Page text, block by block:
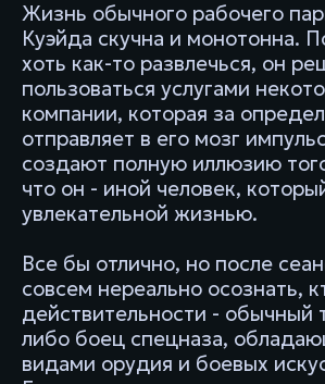
Жизнь обычного рабочего
Куэйда скучна и монотонна.
хоть как-то развлечься, он
пользоваться услугами
компании, которая за
отправляет в его мозг
создают полную иллюзию
что он - иной человек,
увлекательной жизнью.
Все бы отлично, но после
совсем нереально осознать,
действительности - обычный
либо боец спецназа,
видами орудия и боевых